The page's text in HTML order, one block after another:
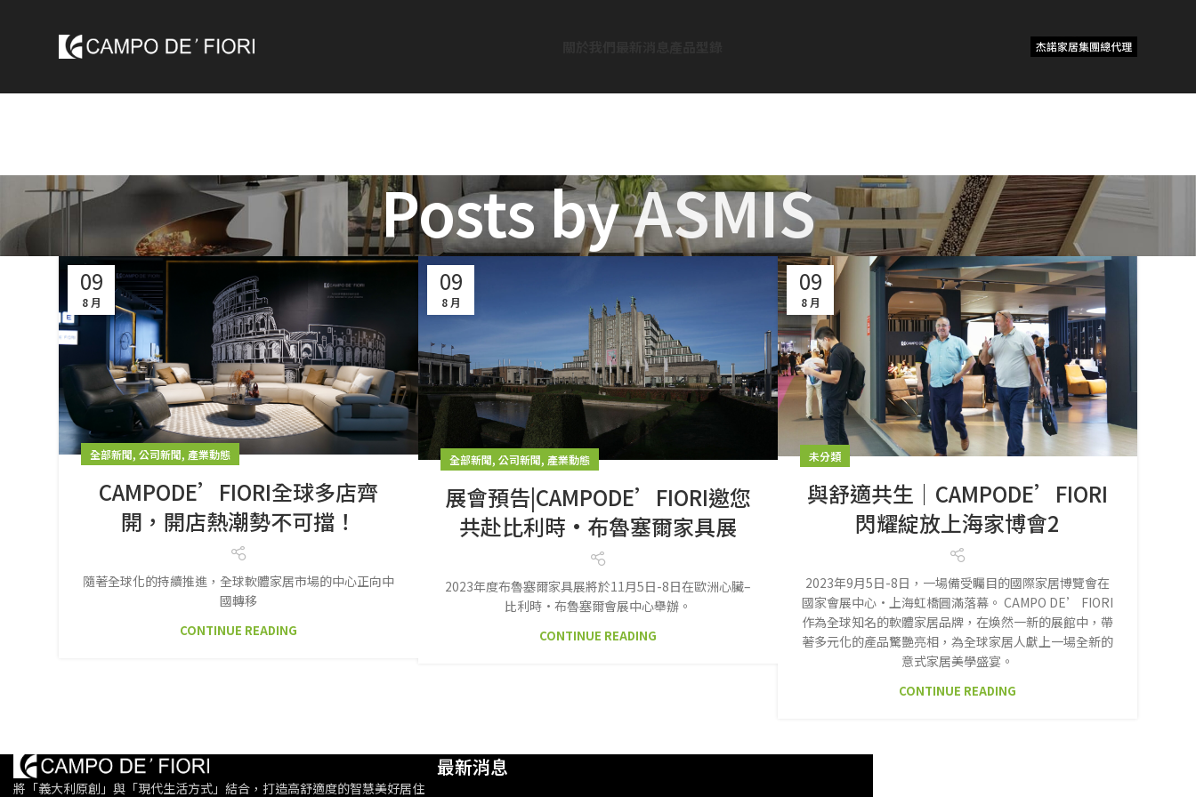
Posts byASMIS
09
8 月
全部新聞, 公司新聞, 產業動態
CAMPODE’FIORI全球多店齊
開，開店熱潮勢不可擋！
隨著全球化的持續推進，全球軟體家居市場的中心正向中
國轉移
CONTINUE READING
09
8 月
全部新聞, 公司新聞, 產業動態
展會預告|CAMPODE’FIORI邀您
共赴比利時·布魯塞爾家具展
2023年度布魯塞爾家具展將於11月5日-8日在歐洲心臟–
比利時·布魯塞爾會展中心舉辦。
CONTINUE READING
09
8 月
未分類
與舒適共生｜CAMPODE’FIORI
閃耀綻放上海家博會2
2023年9月5日-8日，一場備受矚目的國際家居博覽會在
國家會展中心·上海虹橋圓滿落幕。 CAMPO DE’ FIORI
作為全球知名的軟體家居品牌，在煥然一新的展館中，帶
著多元化的產品驚艷亮相，為全球家居人獻上一場全新的
意式家居美學盛宴。
CONTINUE READING
將「義大利原創」與「現代生活方式」結合，打造高舒適度的智慧美好居住
最新消息